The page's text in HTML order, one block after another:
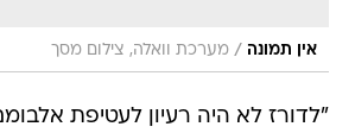
אין תמונה / מערכת וואלה, צילום מסך
"לדורז לא היה רעיון לעטיפת